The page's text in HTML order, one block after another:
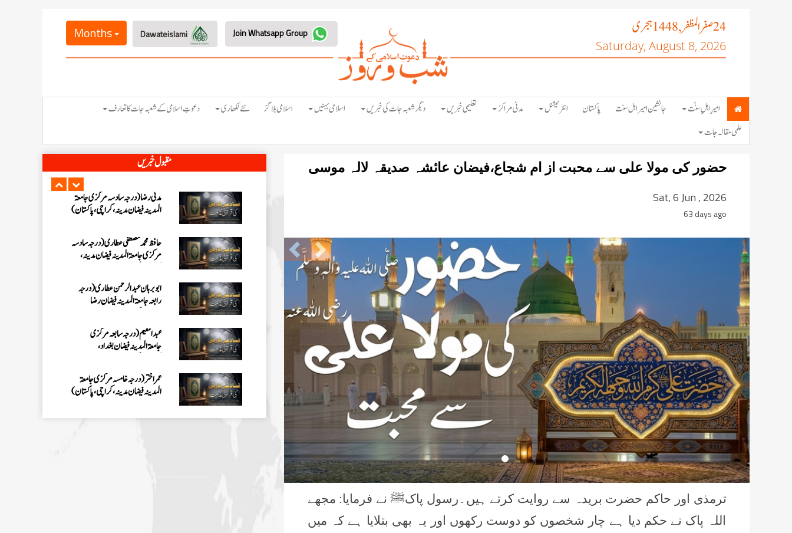
24صفر المظفر, 1448 ہجری
Saturday, August 8, 2026
Months
امیرِ اہلِ سنّت جانشین امیر اہل سنت پاکستان انٹرنیشنل مدنی مراکز تعلیمی خبریں دیگر شعبہ جات کی خبریں اسلامی بہنیں اسلامی بلاگز نئے لکھاری
دعوتِ اسلامی کے شعبہ جات کا تعارف
علمی مقالہ جات
حضور کی مولا علی سے محبت از ام شجاع،فیضان عائشہ صدیقہ لالہ موسی
Sat, 6 Jun , 2026
63 days ago
Previous Next
ترمذی اور حاکم حضرت بریدہ سے روایت کرتے ہیں۔رسول پاکﷺ نے فرمایا: مجھے
اللہ پاک نے حکم دیا ہے چار شخصوں کو دوست رکھوں اور یہ بھی بتلایا ہے کہ میں
مقبول خبریں
جامعۃ المدينہ فيضان عثمان غنى،
کراچی،پاکستان)
ارشد علی عطاری (درجہ خامسہ مرکزی
عبدالرؤف (درجہ سابعہ جامعۃ المدینہ
عبد الرسول (درجہ خامسہ مرکزی جامعۃ
المدینہ فیضان مدینہ ،کراچی ،پاکستان)
مدنی رضا(درجہ سادسہ مرکز ی جامعۃ
المدینہ فیضان مدینہ ،کراچی،پاکستان)
حافظ محمد مصطفٰی عطاری (درجہ سادسہ
مرکزی جامعۃالمدينہ فیضان مدینہ،
ابو برہان عبدالرحمن عطاری (درجہ
رابعہ جامعۃالمدینہ فیضان رضا
عبدالمقیم (درجہ سابعہ مرکزی
جامعۃالمدینہ فیضان بغداد،
عمر اختر (درجہ خامسہ مرکزی جامعۃ
المدینہ فیضان مدینہ ،کراچی،پاکستان)
محمد وقاص (مرکزی جامعۃ المدینہ